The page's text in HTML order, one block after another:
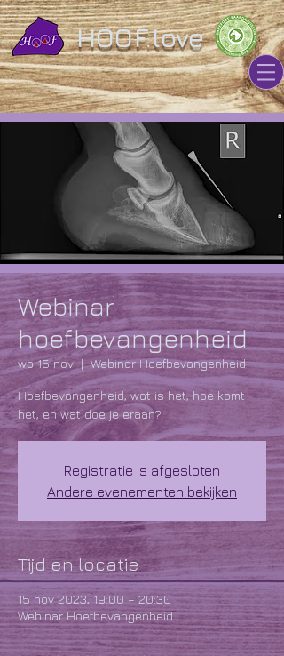
HOOF.love
Webinar
hoefbevangenheid
wo 15 nov
  |
Webinar Hoefbevangenheid
Hoefbevangenheid, wat is het, hoe komt
het, en wat doe je eraan?
Registratie is afgesloten
Andere evenementen bekijken
Tijd en locatie
15 nov 2023, 19:00 – 20:30
Webinar Hoefbevangenheid